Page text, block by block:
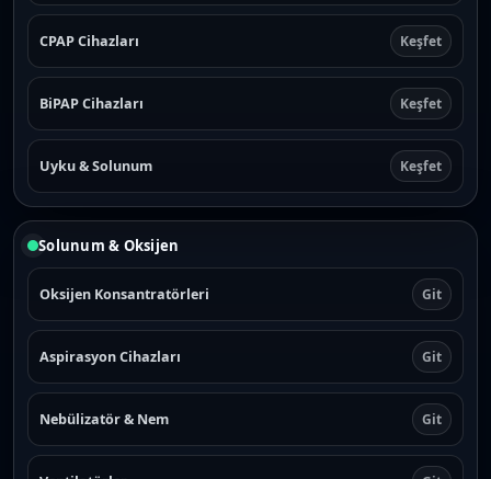
CPAP Cihazları Keşfet
BiPAP Cihazları Keşfet
Uyku & Solunum Keşfet
Solunum & Oksijen
Oksijen Konsantratörleri Git
Aspirasyon Cihazları Git
Nebülizatör & Nem Git